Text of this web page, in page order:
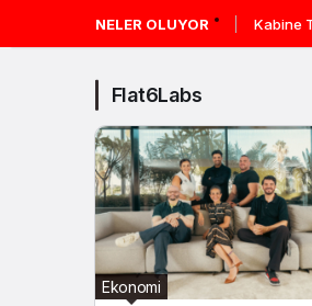
Haberleri
NELER OLUYOR Kabine
Flat6Labs
Ekonomi